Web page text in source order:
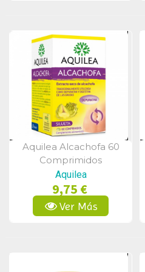
Vista Rápida
Aquilea Alcachofa 60
Comprimidos
Aquilea
9,75 €
Ver Más